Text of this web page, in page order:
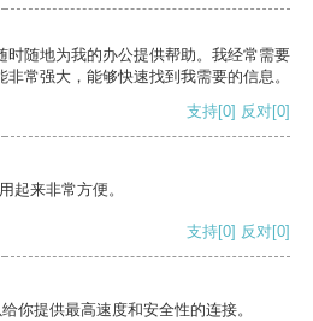
时随地为我的办公提供帮助。我经常需要
常强大，能够快速找到我需要的信息。
支持[0] 反对[0]
起来非常方便。
支持[0] 反对[0]
你提供最高速度和安全性的连接。